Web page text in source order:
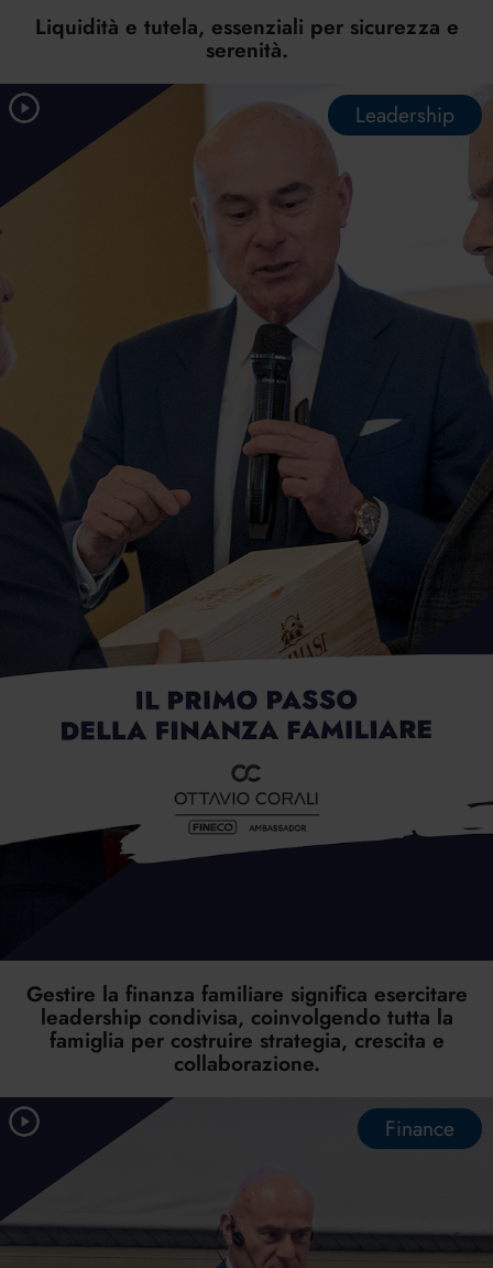
Liquidità e tutela, essenziali per sicurezza e
serenità.
Leadership
Gestire la finanza familiare significa esercitare
leadership condivisa, coinvolgendo tutta la
famiglia per costruire strategia, crescita e
collaborazione.
Finance